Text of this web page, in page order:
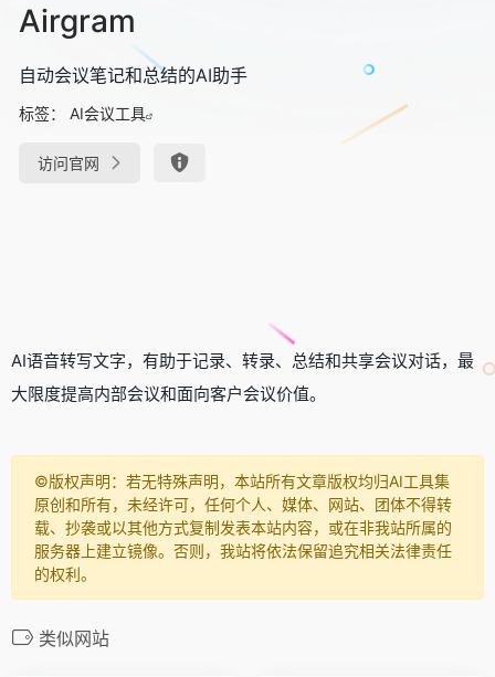
Airgram
自动会议笔记和总结的AI助手
标签： AI会议工具
访问官网
AI语音转写文字，有助于记录、转录、总结和共享会议对话，最
大限度提高内部会议和面向客户会议价值。
©️版权声明：若无特殊声明，本站所有文章版权均归AI工具集
原创和所有，未经许可，任何个人、媒体、网站、团体不得转
载、抄袭或以其他方式复制发表本站内容，或在非我站所属的
服务器上建立镜像。否则，我站将依法保留追究相关法律责任
的权利。
类似网站